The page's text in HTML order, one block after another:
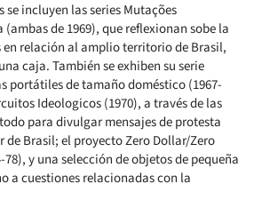
se incluyen las series Mutações
(ambas de 1969), que reflexionan sobe la
relación al amplio territorio de Brasil,
caja. También se exhiben su serie
portátiles de tamaño doméstico (1967-
Ideologicos (1970), a través de las
para divulgar mensajes de protesta
Brasil; el proyecto Zero Dollar/Zero
78), y una selección de objetos de pequeña
a cuestiones relacionadas con la